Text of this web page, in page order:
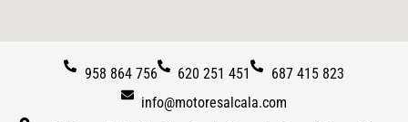
958 864 756 620 251 451
687 415 823
info@motoresalcala.com